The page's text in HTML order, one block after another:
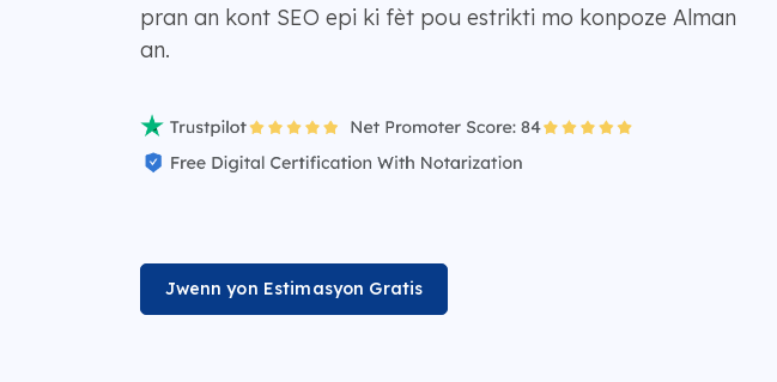
pran an kont SEO epi ki fèt pou estrikti mo konpoze Alman
an.
Jwenn yon Estimasyon Gratis